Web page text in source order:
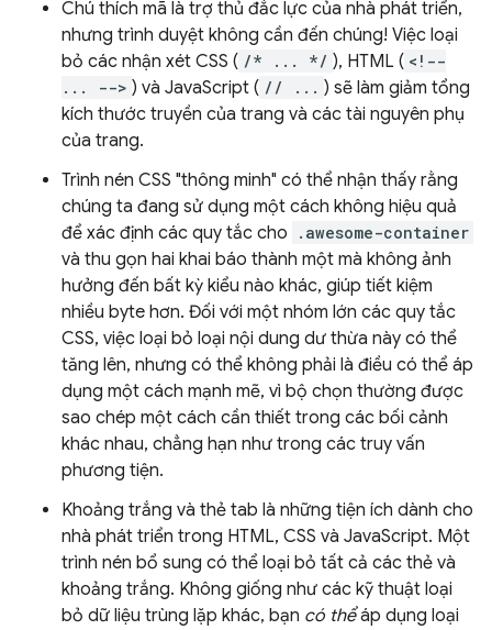
Chú thích mã là trợ thủ đắc lực của nhà phát triển,
nhưng trình duyệt không cần đến chúng! Việc loại
bỏ các nhận xét CSS ( /* ... */ ), HTML ( <!--
... --> ) và JavaScript ( // ... ) sẽ làm giảm tổng
kích thước truyền của trang và các tài nguyên phụ
của trang.
Trình nén CSS "thông minh" có thể nhận thấy rằng
chúng ta đang sử dụng một cách không hiệu quả
để xác định các quy tắc cho
.awesome-container
và thu gọn hai khai báo thành một mà không ảnh
hưởng đến bất kỳ kiểu nào khác, giúp tiết kiệm
nhiều byte hơn. Đối với một nhóm lớn các quy tắc
CSS, việc loại bỏ loại nội dung dư thừa này có thể
tăng lên, nhưng có thể không phải là điều có thể áp
dụng một cách mạnh mẽ, vì bộ chọn thường được
sao chép một cách cần thiết trong các bối cảnh
khác nhau, chẳng hạn như trong các truy vấn
phương tiện.
Khoảng trắng và thẻ tab là những tiện ích dành cho
nhà phát triển trong HTML, CSS và JavaScript. Một
trình nén bổ sung có thể loại bỏ tất cả các thẻ và
khoảng trắng. Không giống như các kỹ thuật loại
bỏ dữ liệu trùng lặp khác, bạn có thểáp dụng loại